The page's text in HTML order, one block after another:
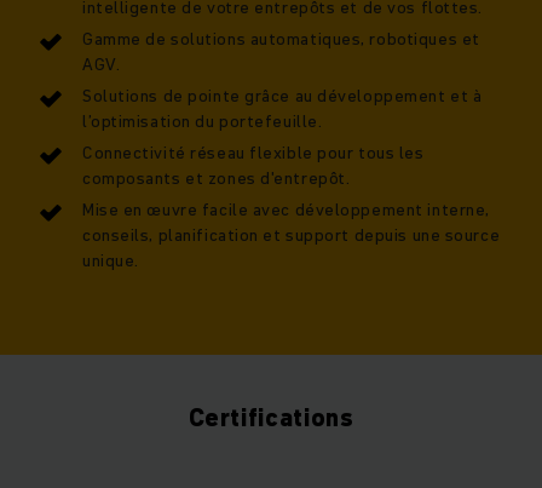
intelligente de votre entrepôts et de vos flottes.
Gamme de solutions automatiques, robotiques et
AGV.
Solutions de pointe grâce au développement et à
l’optimisation du portefeuille.
Connectivité réseau flexible pour tous les
composants et zones d'entrepôt.
Mise en œuvre facile avec développement interne,
conseils, planification et support depuis une source
unique.
Certifications